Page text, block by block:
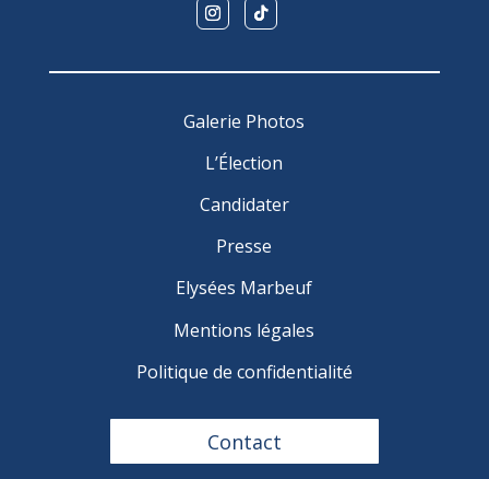
Galerie Photos
L’Élection
Candidater
Presse
Elysées Marbeuf
Mentions légales
Politique de confidentialité
Contact